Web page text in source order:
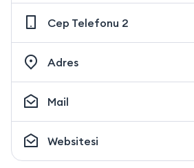
Cep Telefonu 2
Adres
Mail
Websitesi